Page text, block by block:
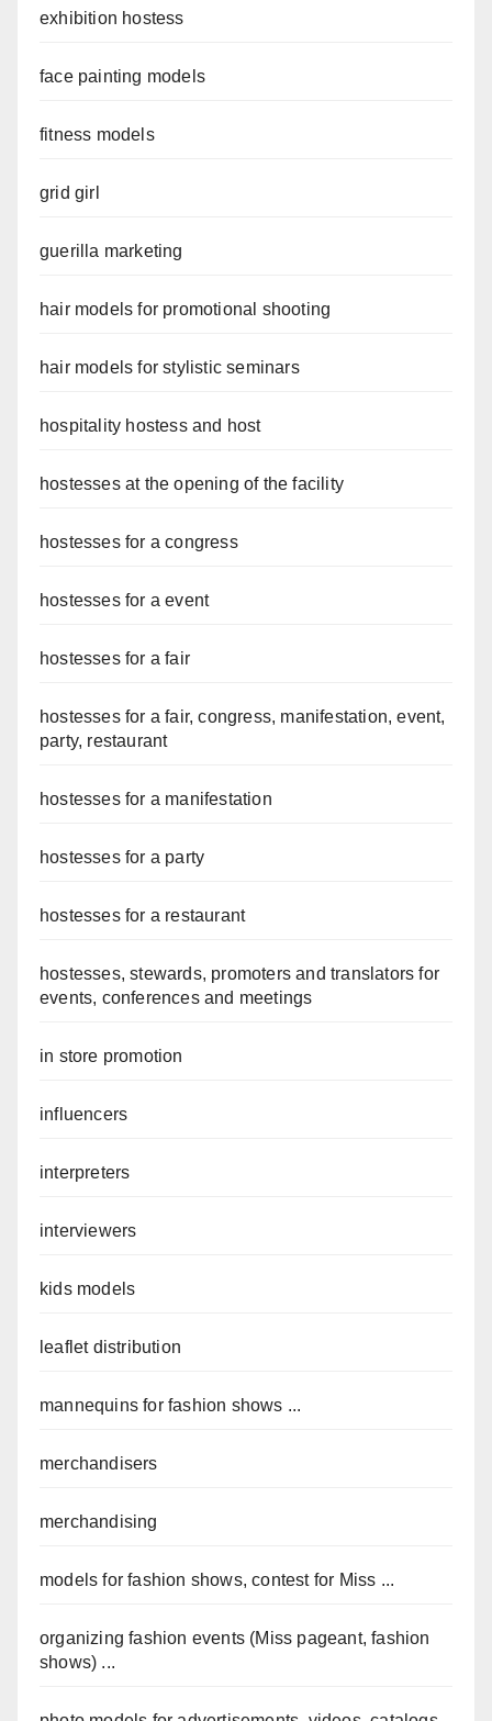
exhibition hostess
face painting models
fitness models
grid girl
guerilla marketing
hair models for promotional shooting
hair models for stylistic seminars
hospitality hostess and host
hostesses at the opening of the facility
hostesses for a congress
hostesses for a event
hostesses for a fair
hostesses for a fair, congress, manifestation, event,
party, restaurant
hostesses for a manifestation
hostesses for a party
hostesses for a restaurant
hostesses, stewards, promoters and translators for
events, conferences and meetings
in store promotion
influencers
interpreters
interviewers
kids models
leaflet distribution
mannequins for fashion shows ...
merchandisers
merchandising
models for fashion shows, contest for Miss ...
organizing fashion events (Miss pageant, fashion
shows) ...